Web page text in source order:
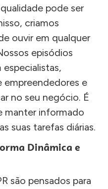
pode ser
criamos
ouvir em qualquer
episódios
empreendedores e
no seu negócio. É
manter informado
suas tarefas diárias.
Dinâmica e
são pensados para